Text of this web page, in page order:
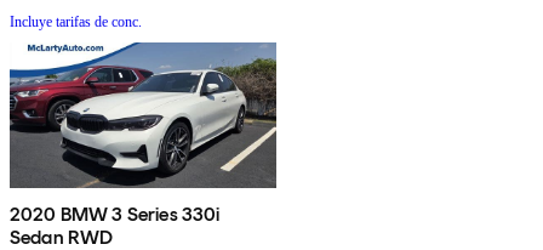
Incluye tarifas de conc.
2020 BMW 3 Series 330i
Sedan RWD